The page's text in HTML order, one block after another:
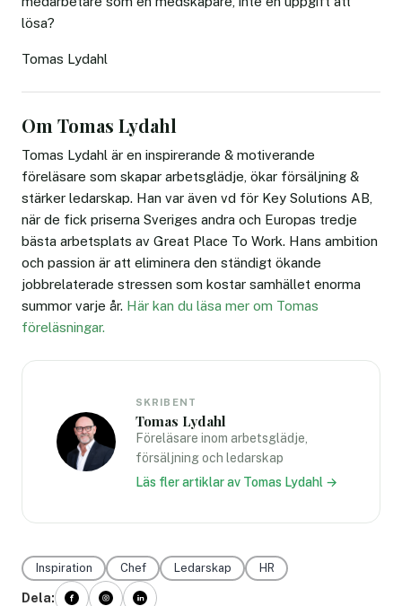
lösa?
Tomas Lydahl
Om Tomas Lydahl
Tomas Lydahl är en inspirerande & motiverande
föreläsare som skapar arbetsglädje, ökar försäljning &
stärker ledarskap. Han var även vd för Key Solutions AB,
när de fick priserna Sveriges andra och Europas tredje
bästa arbetsplats av Great Place To Work. Hans ambition
och passion är att eliminera den ständigt ökande
jobbrelaterade stressen som kostar samhället enorma
summor varje år. Här kan du läsa mer om Tomas
föreläsningar.
SKRIBENT
Tomas Lydahl
Föreläsare inom arbetsglädje,
försäljning och ledarskap
Läs fler artiklar av Tomas Lydahl →
Inspiration Chef Ledarskap HR
Dela: